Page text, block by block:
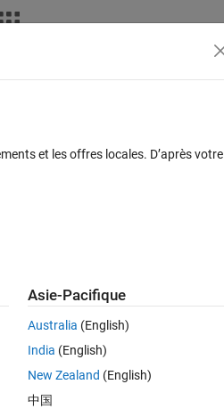
Connectez-vous pour
Connectez-
Daniel
le 19 Nov 2014
et les offres locales. D’après votre
Asie-Pacifique
Australia (English)
India (English)
New Zealand (English)
中国